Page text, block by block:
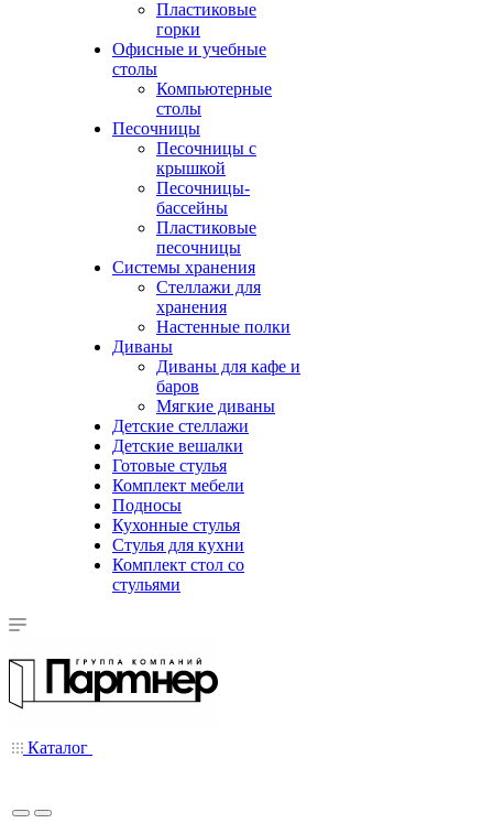
Пластиковые
горки
Офисные и учебные
столы
Компьютерные
столы
Песочницы
Песочницы с
крышкой
Песочницы-
бассейны
Пластиковые
песочницы
Системы хранения
Стеллажи для
хранения
Настенные полки
Диваны
Диваны для кафе и
баров
Мягкие диваны
Детские стеллажи
Детские вешалки
Готовые стулья
Комплект мебели
Подносы
Кухонные стулья
Стулья для кухни
Комплект стол со
стульями
Каталог